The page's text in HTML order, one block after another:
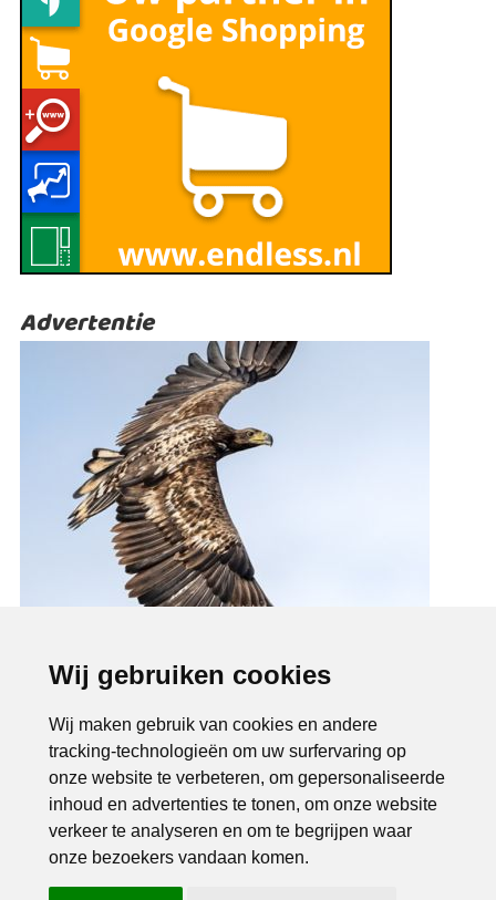
Wij gebruiken cookies
Wij maken gebruik van cookies en andere
tracking-technologieën om uw surfervaring op
onze website te verbeteren, om gepersonaliseerde
inhoud en advertenties te tonen, om onze website
verkeer te analyseren en om te begrijpen waar
onze bezoekers vandaan komen.
Advertentie